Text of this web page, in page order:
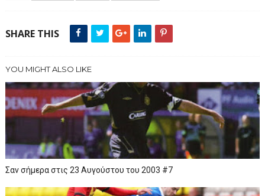
SHARE THIS
YOU MIGHT ALSO LIKE
Σαν σήμερα στις 23 Αυγούστου του 2003 #7